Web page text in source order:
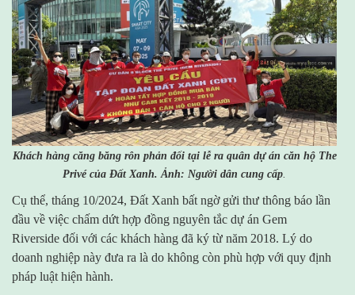
Khách hàng căng băng rôn phản đối tại lễ ra quân dự án căn hộ The
Privé của Đất Xanh. Ảnh: Người dân cung cấp
Cụ thể, tháng 10/2024, Đất Xanh bất ngờ gửi thư thông báo lần
đầu về việc chấm dứt hợp đồng nguyên tắc dự án Gem
Riverside đối với các khách hàng đã ký từ năm 2018. Lý do
doanh nghiệp này đưa ra là do không còn phù hợp với quy định
pháp luật hiện hành.